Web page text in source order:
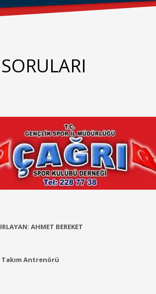
AHMET
Antrenörü